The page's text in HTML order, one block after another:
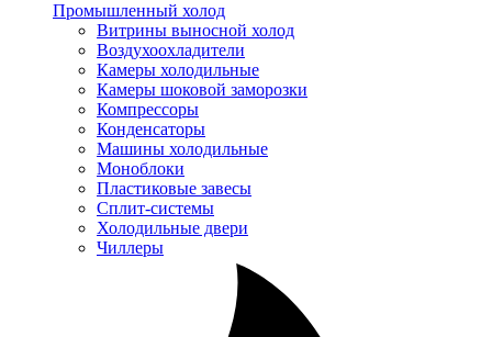
Промышленный холод
Витрины выносной холод
Воздухоохладители
Камеры холодильные
Камеры шоковой заморозки
Компрессоры
Конденсаторы
Машины холодильные
Моноблоки
Пластиковые завесы
Сплит-системы
Холодильные двери
Чиллеры